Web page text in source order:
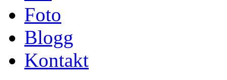
Foto
Blogg
Kontakt